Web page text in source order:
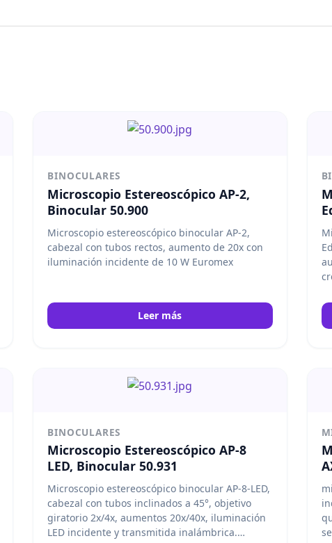
BINOCULARES
Microscopio Estereoscópico AP-2,
Binocular 50.900
Microscopio estereoscópico binocular AP-2,
cabezal con tubos rectos, aumento de 20x con
iluminación incidente de 10 W Euromex
Leer más
BINOCULARES
Microscopio Estereoscópico AP-8
LED, Binocular 50.931
Microscopio estereoscópico binocular AP-8-LED,
cabezal con tubos inclinados a 45°, objetivo
giratorio 2x/4x, aumentos 20x/40x, iluminación
LED incidente y transmitida inalámbrica.